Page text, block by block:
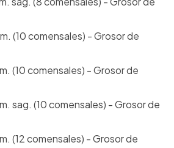
(10 comensales) - Grosor de
(10 comensales) - Grosor de
sag. (10 comensales) - Grosor de
(12 comensales) - Grosor de